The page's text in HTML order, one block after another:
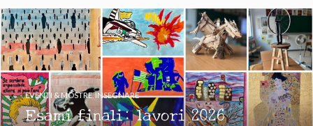
Esami finali: lavori 2026
EVENTI & MOSTRE,INSEGNARE